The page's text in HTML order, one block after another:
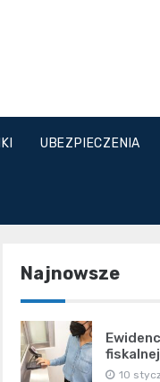
UBEZPIECZENIA
Najnowsze
10